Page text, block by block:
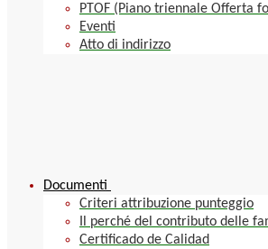
PTOF (Piano triennale Offerta
Eventi
Atto di indirizzo
Documenti
Criteri attribuzione punteggio
Il perché del contributo delle
Certificado de Calidad